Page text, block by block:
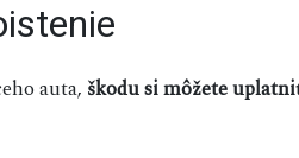
auta, škodu si môžete